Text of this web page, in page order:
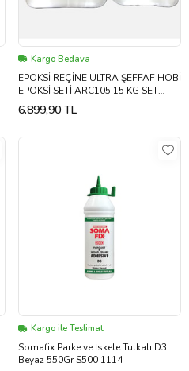
Kargo Bedava
EPOKSİ REÇİNE ULTRA ŞEFFAF HOBİ
EPOKSİ SETİ ARC105 15 KG SET
(Beyaz)
6.899,90 TL
Kargo ile Teslimat
Somafix Parke ve İskele Tutkalı D3
Beyaz 550Gr S500 1114